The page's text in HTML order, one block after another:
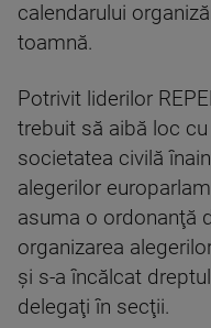
calendarului
toamnă.
Potrivit liderilor
trebuit să aibă loc
societatea civilă
alegerilor
asuma o ordonanţă
organizarea
şi s-a încălcat
delegaţi în secţii.